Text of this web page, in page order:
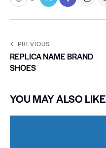
PREVIOUS
REPLICA NAME BRAND
SHOES
YOU MAY ALSO LIKE